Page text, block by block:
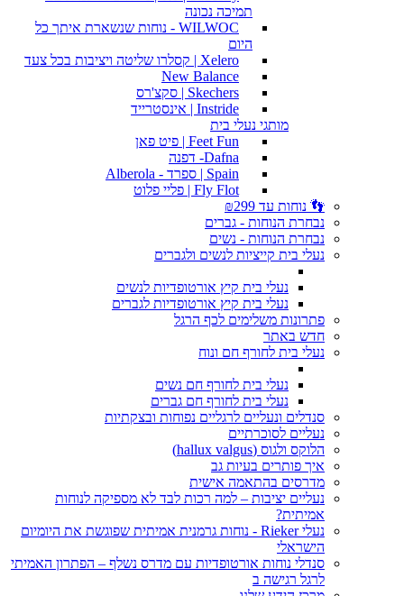
תמיכה נכונה
WILWOC - נוחות שנשארת איתך כל
היום
Xelero | קסלרו שליטה ויציבות בכל צעד
New Balance
Skechers | סקצ'רס
Instride | אינסטרייד
מותגי נעלי בית
Feet Fun | פיט פאן
Dafna- דפנה
Spain | ספרד - Alberola
Fly Flot | פליי פלוט
👣 נוחות עד ₪299
נבחרת הנוחות - גברים
נבחרת הנוחות - נשים
נעלי בית קייציות לנשים ולגברים
נעלי בית קיץ אורטופדיות לנשים
נעלי בית קיץ אורטופדיות לגברים
פתרונות משלימים לכף הרגל
חדש באתר
נעלי בית לחורף חם ונוח
נעלי בית לחורף חם נשים
נעלי בית לחורף חם גברים
סנדלים ונעליים לרגליים נפוחות ובצקתיות
נעליים לסוכרתיים
הלוקס ולגוס (hallux valgus)
איך פותרים בעיות גב
מדרסים בהתאמה אישית
נעליים יציבות – למה רכות לבד לא מספיקה לנוחות
אמיתית?
נעלי Rieker - נוחות גרמנית אמיתית שפוגשת את היומיום
הישראלי
סנדלי נוחות אורטופדיות עם מדרס נשלף – הפתרון האמיתי
לרגל רגישה ב